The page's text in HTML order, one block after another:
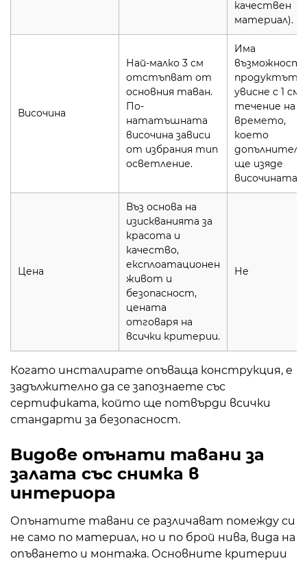
качествен
материал).
Височина
Най-малко 3 см
отстъпват от
основния таван.
По-
нататъшната
височина зависи
от избрания тип
осветление.
Има
възможност
продуктът
увисне с 1 см
течение на
времето,
което
ще изяде
височината.
Цена
Въз основа на
изискванията за
красота и
качество,
експлоатационен
живот и
безопасност,
цената
отговаря на
всички критерии.
Не
Когато инсталирате опъваща конструкция, е
задължително да се запознаете със
сертификата, който ще потвърди всички
стандарти за безопасност.
Видове опънати тавани за
залата със снимка в
интериора
Опънатите тавани се различават помежду си
не само по материал, но и по брой нива, вида на
опъването и монтажа. Основните критерии